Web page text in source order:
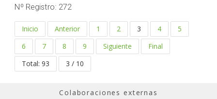
Nº Registro: 272
Inicio Anterior 1 2 3 4
5
6
7 8 9 Siguiente
Final
Total: 93
3 / 10
Colaboraciones externas